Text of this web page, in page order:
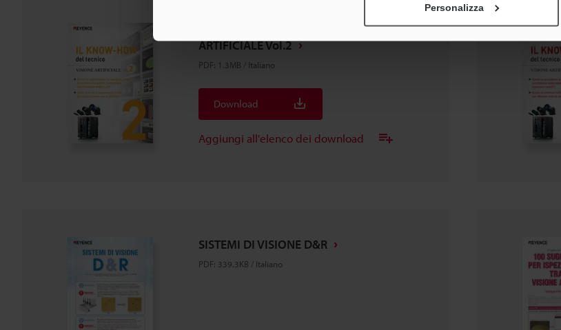
Personalizza
IL KNOW-HOW del tecnico VISIONE
ARTIFICIALE Vol.2
PDF: 1.3MB / Italiano
Download
Aggiungi all'elenco dei download
SISTEMI DI VISIONE D&R
PDF: 339.3KB / Italiano